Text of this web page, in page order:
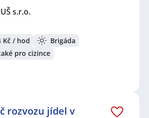
s.r.o.
Kč / hod
Brigáda
pro cizince
rozvozu jídel v